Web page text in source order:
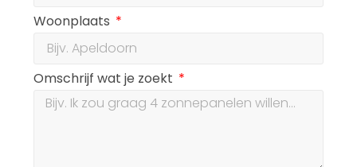
Woonplaats
Omschrijf wat je zoekt